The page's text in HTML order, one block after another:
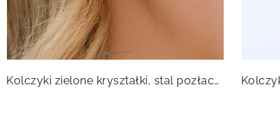
Kolczyki zielone kryształki, stal pozłacana S215620Z00